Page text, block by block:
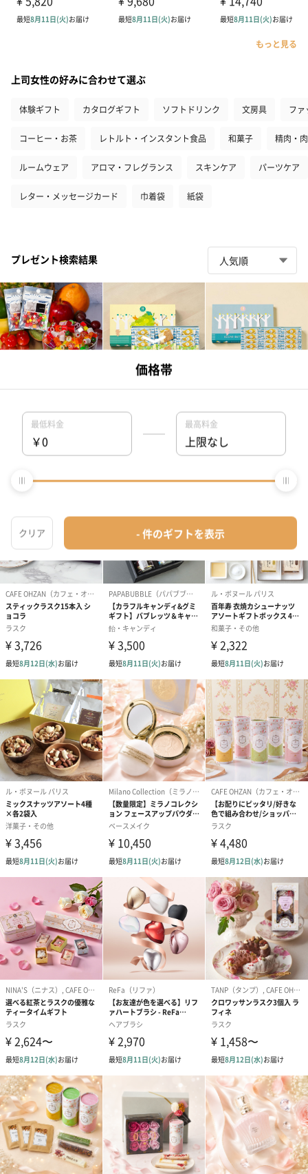
もっと見る
上司女性の好みに合わせて選ぶ
体験ギフト カタログギフト ソフトドリンク 文房具 ファ
コーヒー・お茶 レトルト・インスタント食品 和菓子 精肉・
ルームウェア アロマ・フレグランス スキンケア パーツケア
レター・メッセージカード 巾着袋 紙袋
プレゼント検索結果